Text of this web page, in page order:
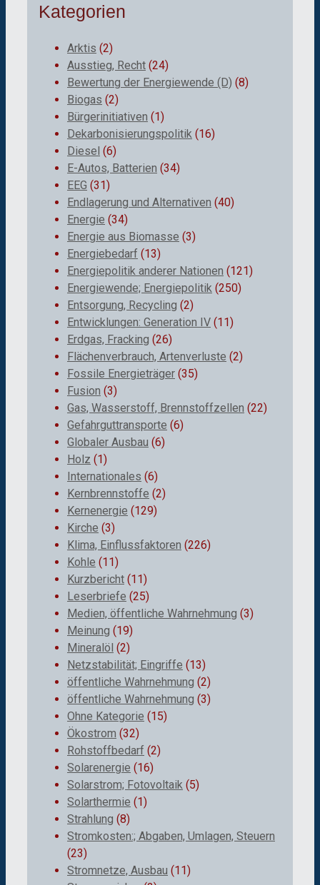
Kategorien
Arktis (2)
Ausstieg, Recht (24)
Bewertung der Energiewende (D) (8)
Biogas (2)
Bürgerinitiativen (1)
Dekarbonisierungspolitik (16)
Diesel (6)
E-Autos, Batterien (34)
EEG (31)
Endlagerung und Alternativen (40)
Energie (34)
Energie aus Biomasse (3)
Energiebedarf (13)
Energiepolitik anderer Nationen (121)
Energiewende; Energiepolitik (250)
Entsorgung, Recycling (2)
Entwicklungen: Generation IV (11)
Erdgas, Fracking (26)
Flächenverbrauch, Artenverluste (2)
Fossile Energieträger (35)
Fusion (3)
Gas, Wasserstoff, Brennstoffzellen (22)
Gefahrguttransporte (6)
Globaler Ausbau (6)
Holz (1)
Internationales (6)
Kernbrennstoffe (2)
Kernenergie (129)
Kirche (3)
Klima, Einflussfaktoren (226)
Kohle (11)
Kurzbericht (11)
Leserbriefe (25)
Medien, öffentliche Wahrnehmung (3)
Meinung (19)
Mineralöl (2)
Netzstabilität; Eingriffe (13)
öffentliche Wahrnehmung (2)
öffentliche Wahrnehmung (3)
Ohne Kategorie (15)
Ökostrom (32)
Rohstoffbedarf (2)
Solarenergie (16)
Solarstrom; Fotovoltaik (5)
Solarthermie (1)
Strahlung (8)
Stromkosten:; Abgaben, Umlagen, Steuern
(23)
Stromnetze, Ausbau (11)